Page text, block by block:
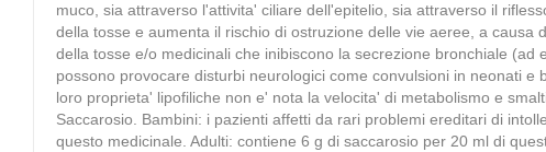
muco, sia attraverso l'attivita' ciliare dell'epitelio, sia attraverso il
della tosse e aumenta il rischio di ostruzione delle vie aeree, a
della tosse e/o medicinali che inibiscono la secrezione bronchiale
possono provocare disturbi neurologici come convulsioni in neonati
loro proprieta' lipofiliche non e' nota la velocita' di metabolismo e
Saccarosio. Bambini: i pazienti affetti da rari problemi ereditari di
questo medicinale. Adulti: contiene 6 g di saccarosio per 20 ml di